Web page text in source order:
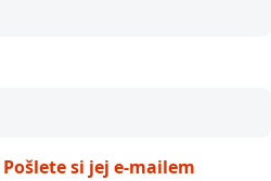
Pošlete si jej e-mailem